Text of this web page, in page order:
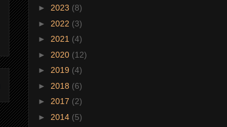
►2023 (8)
► 2022 (3)
►2021 (4)
► 2020 (12)
►2019 (4)
► 2018 (6)
►2017 (2)
► 2014 (5)